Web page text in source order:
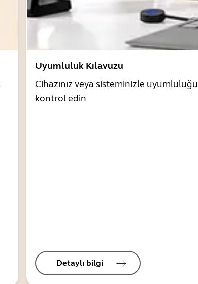
Uyumluluk Kılavuzu
Cihazınız veya sisteminizle uyumluluğu
kontrol edin
Detaylı bilgi